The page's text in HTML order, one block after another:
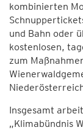
kombinierten
und Bahn oder
kostenlosen,
zum
Insgesamt
„Klimabündnis